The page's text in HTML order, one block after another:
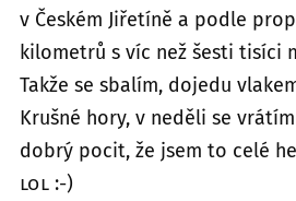
v Českém Jiřetíně a podle
kilometrů s víc než šesti tisíci
Takže se sbalím, dojedu
Krušné hory, v neděli se
dobrý pocit, že jsem to celé
LOL :-)